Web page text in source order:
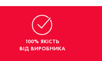
100% ЯКІСТЬ
ВІД ВИРОБНИКА